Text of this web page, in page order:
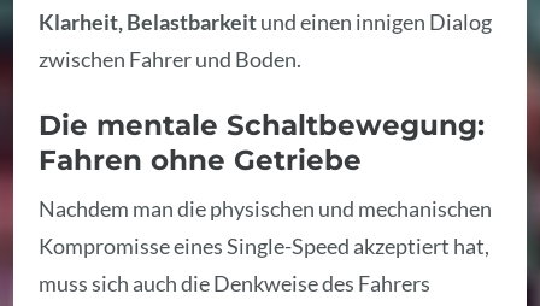
Klarheit, Belastbarkeitund einen innigen Dialog
zwischen Fahrer und Boden.
Die mentale Schaltbewegung:
Fahren ohne Getriebe
Nachdem man die physischen und mechanischen
Kompromisse eines Single-Speed akzeptiert hat,
muss sich auch die Denkweise des Fahrers